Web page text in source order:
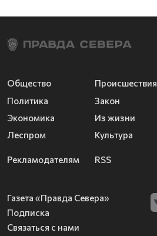
Общество
Политика
Экономика
Леспром
Происшествия
Закон
Из жизни
Культура
Рекламодателям RSS
Газета «Правда Севера»
Подписка
Связаться с нами